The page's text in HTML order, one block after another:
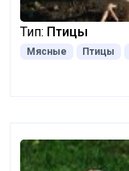
Тип: Птицы
Мясные Птицы